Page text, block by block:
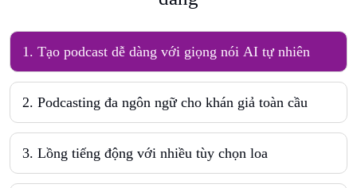
1. Tạo podcast dễ dàng với giọng nói AI tự nhiên
2. Podcasting đa ngôn ngữ cho khán giả toàn cầu
3. Lồng tiếng động với nhiều tùy chọn loa